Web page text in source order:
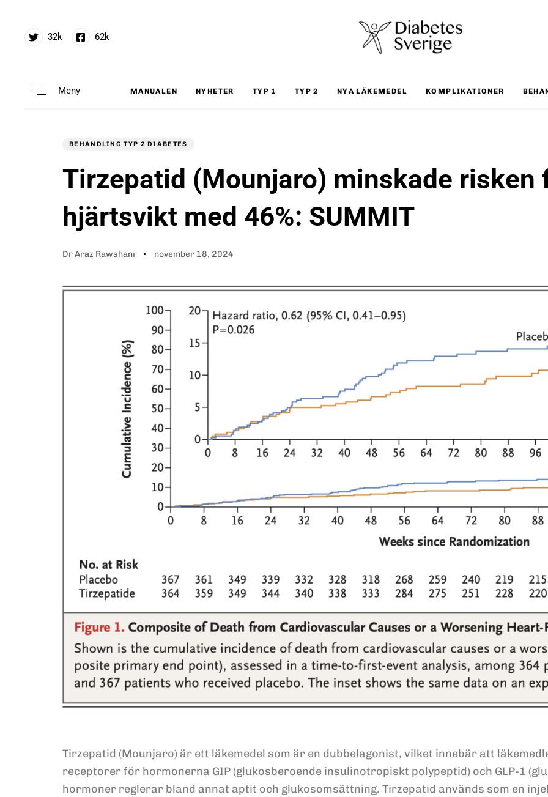
32k 62k
Meny MANUALEN NYHETER TYP 1 TYP 2 NYA LÄKEMEDEL KOMPLIKATIONER
BEHANDLING TYP 2 DIABETES
Tirzepatid (Mounjaro) minskade risken
hjärtsvikt med 46%: SUMMIT
Dr Araz Rawshani november 18, 2024
Tirzepatid (Mounjaro) är ett läkemedel som är en dubbelagonist, vilket innebär att
receptorer för hormonerna GIP (glukosberoende insulinotropiskt polypeptid) och GLP-1
hormoner reglerar bland annat aptit och glukosomsättning. Tirzepatid används som en